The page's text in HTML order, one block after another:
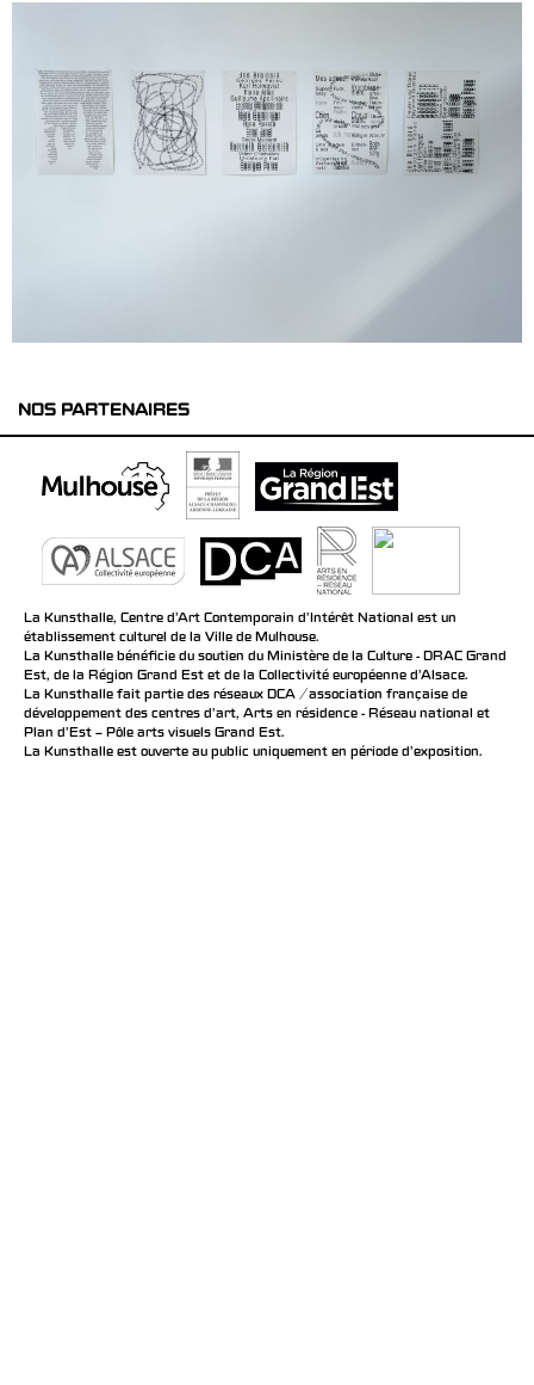
NOS PARTENAIRES
La Kunsthalle, Centre d’Art Contemporain d’Intérêt National est un
établissement culturel de la Ville de Mulhouse.
La Kunsthalle bénéficie du soutien du Ministère de la Culture - DRAC Grand
Est, de la Région Grand Est et de la Collectivité européenne d’Alsace.
La Kunsthalle fait partie des réseaux DCA / association française de
développement des centres d'art, Arts en résidence - Réseau national et
Plan d’Est – Pôle arts visuels Grand Est.
La Kunsthalle est ouverte au public uniquement en période d'exposition.